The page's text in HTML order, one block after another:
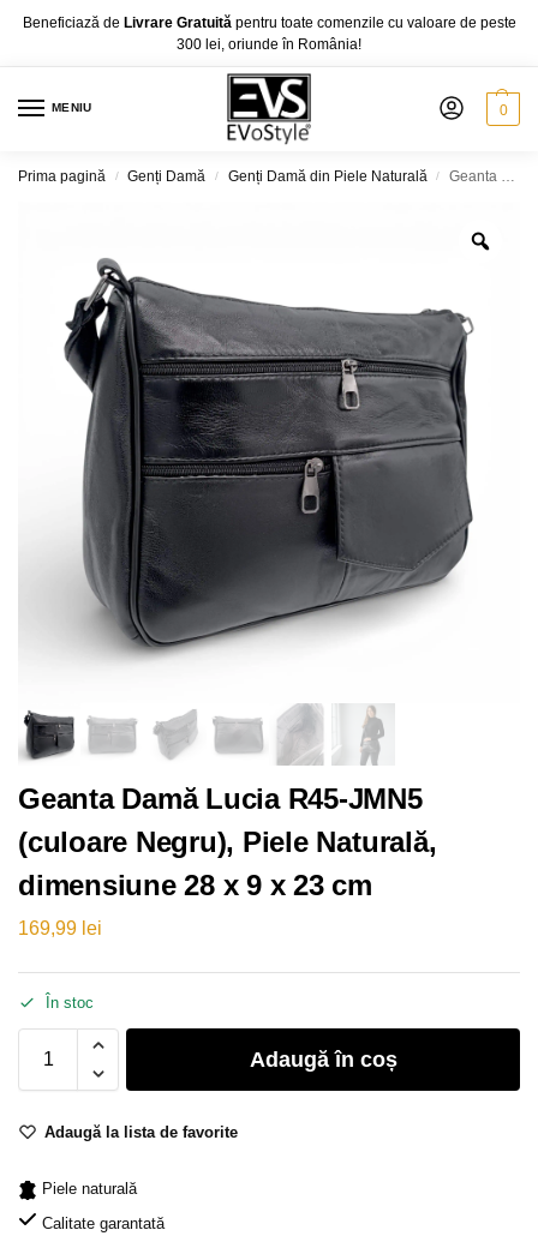
Beneficiază de Livrare Gratuită pentru toate comenzile cu valoare de peste
300 lei, oriunde în România!
MENIU 0
Prima pagină / Genți Damă / Genți Damă din Piele Naturală / Geanta Damă Lucia R45-JMN5 (culoare Negru), Piele Naturală, dimensiune 28 x 9 x 23 cm
Geanta Damă Lucia R45-JMN5
(culoare Negru), Piele Naturală,
dimensiune 28 x 9 x 23 cm
169,99 lei
În stoc
Adaugă în coș
Adaugă la lista de favorite
Piele naturală
Calitate garantată